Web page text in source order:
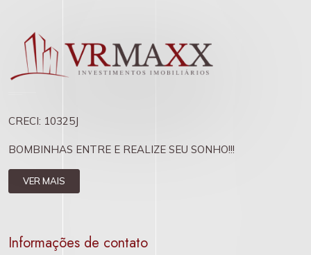
CRECI: 10325J
BOMBINHAS ENTRE E REALIZE SEU SONHO!!!
VER MAIS
Informações de contato